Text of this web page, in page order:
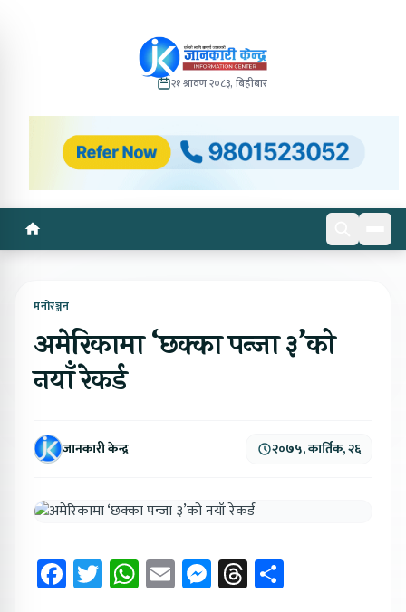
२१ श्रावण २०८३, बिहीबार
मनोरञ्जन
अमेरिकामा ‘छक्का पन्जा ३’को
नयाँ रेकर्ड
जानकारी केन्द्र २०७५, कार्तिक, २६
Facebook
Twitter
WhatsApp
EmailMessenger
Threads